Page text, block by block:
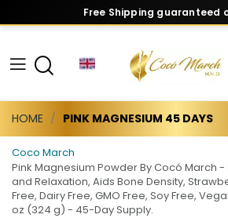
Free Shipping guaranteed
HOME PINK MAGNESIUM 45 DAYS
Coco March
Pink Magnesium Powder By Cocó March
and Relaxation, Aids Bone Density,
Free, Dairy Free, GMO Free, Soy Free,
oz (324 g) - 45-Day Supply.